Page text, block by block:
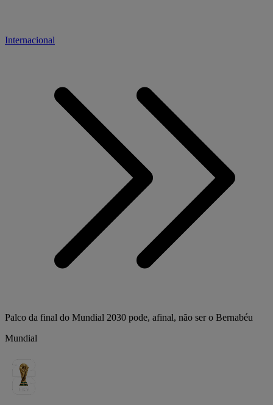
Internacional
Palco da final do Mundial 2030 pode, afinal, não ser o Bernabéu
Mundial